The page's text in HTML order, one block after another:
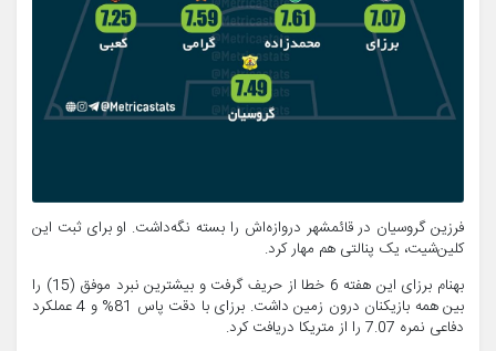
فرزین گروسیان در قائمشهر دروازه‌اش را بسته نگه‌داشت. او برای ثبت این
کلین‌شیت، یک پنالتی هم مهار کرد.
بهنام برزای این هفته 6 خطا از حریف گرفت و بیشترین نبرد موفق (15) را
بین همه بازیکنان درون زمین داشت. برزای با دقت پاس 81% و 4 عملکرد
دفاعی نمره 7.07 را از متریکا دریافت کرد.